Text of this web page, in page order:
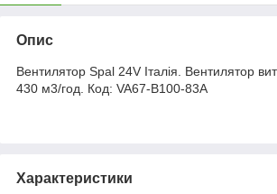
Опис
Вентилятор Spal 24V Італія. Вентилятор
430 м3/год. Код: VA67-B100-83A
Характеристики